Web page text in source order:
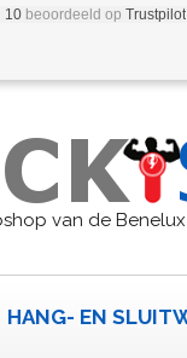
10 beoordeeld op Trustpilot
van de Benelux
HANG- EN